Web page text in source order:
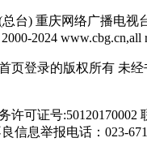
台) 重庆网络广播电视
2024 www.cbg.cn,all
页登录的版权所有 未经
许可证号:50120170002
信息举报电话：023-